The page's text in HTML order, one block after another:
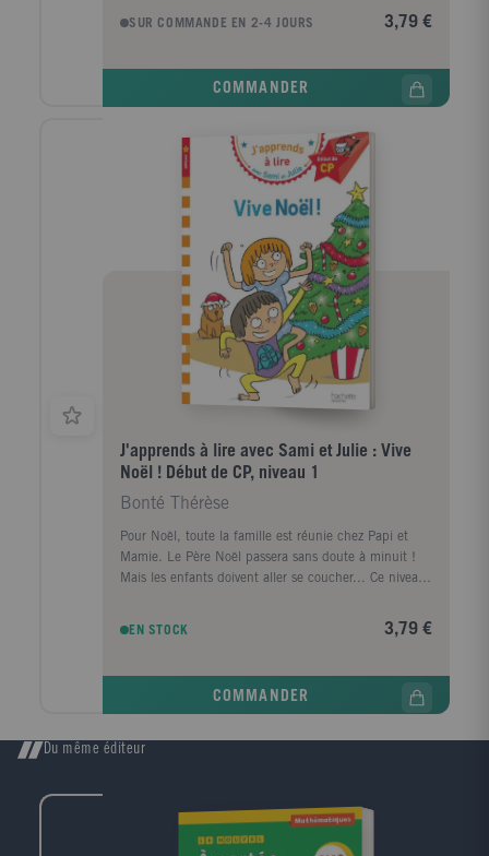
SUR COMMANDE EN 2-4 JOURS
3,79 €
COMMANDER
J'apprends à lire avec Sami et Julie : Vive
Noël ! Début de CP, niveau 1
Bonté Thérèse
Pour Noël, toute la famille est réunie chez Papi et
Mamie. Le Père Noël passera sans doute à minuit !
Mais les enfants doivent aller se coucher... Ce niveau
exclusivement construits avec des syllabes simples :
"J'apprends à lire avec Sami et Julie" est une
pour les enfants apprenant à lire. Le texte est écrit en
drôles et très faciles à lire. Ecrites avec des mots en
adéquation avec leur progression, une quantité de
texte à lire réduite et adaptée, pour que l'enfant reste
EN STOCK 3,79 €
COMMANDER
Du même éditeur